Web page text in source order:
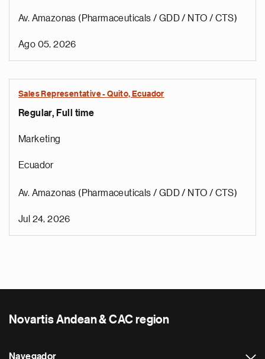
Av. Amazonas (Pharmaceuticals / GDD / NTO / CTS)
Ago 05, 2026
Sales Representative - Quito, Ecuador
Regular, Full time
Marketing
Ecuador
Av. Amazonas (Pharmaceuticals / GDD / NTO / CTS)
Jul 24, 2026
Novartis Andean & CAC region
Navegador